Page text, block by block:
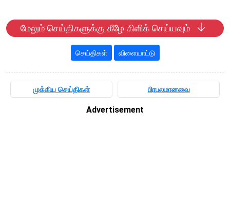
மேலும் செய்திகளுக்கு கீழே கிளிக் செய்யவும்
செய்திகள் விளையாட்டு
முக்கிய செய்திகள் பிரபலமானவை
Advertisement